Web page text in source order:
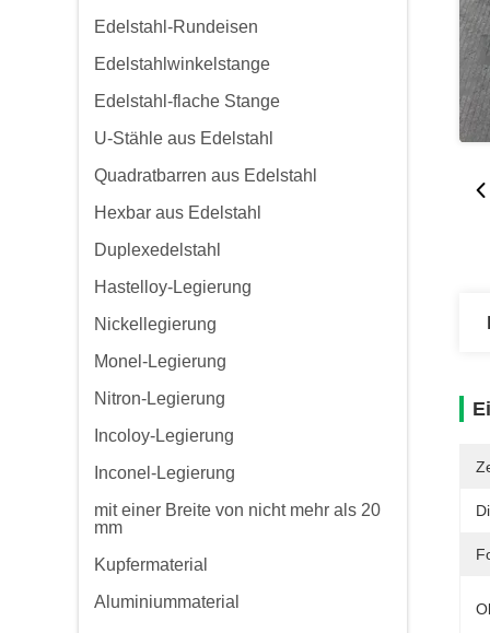
Edelstahl-Rundeisen
Edelstahlwinkelstange
Edelstahl-flache Stange
U-Stähle aus Edelstahl
Quadratbarren aus Edelstahl
Hexbar aus Edelstahl
Duplexedelstahl
Hastelloy-Legierung
Nickellegierung
Monel-Legierung
Nitron-Legierung
Incoloy-Legierung
Inconel-Legierung
mit einer Breite von nicht mehr als 20
mm
Kupfermaterial
Aluminiummaterial